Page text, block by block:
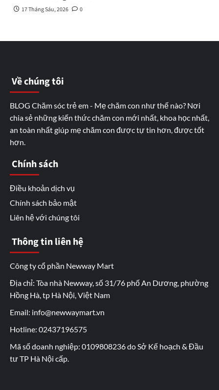
17 Tháng Sáu, 2026 0
Về chúng tôi
BLOG Chăm sóc trẻ em - Mẹ chăm con như thế nào? Nơi
chia sẻ những kiến thức chăm con mới nhất, khoa học nhất,
an toàn nhất giúp mẹ chăm con được tự tin hơn, được tốt
hơn.
Chính sách
Điều khoản dịch vụ
Chính sách bảo mật
Liên hệ với chúng tôi
Thông tin liên hệ
Công ty cổ phần Newway Mart
Địa chỉ: Tòa nhà Newway, số 31/76 phố An Dương, phường
Hồng Hà, tp Hà Nội, Việt Nam
Email: info@newwaymart.vn
Hotline: 02437196575
Mã số doanh nghiệp: 0109808236 do Sở Kế hoạch & Đầu
tư TP Hà Nội cấp.